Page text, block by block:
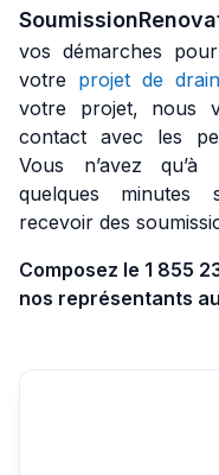
vos démarches
votre projet de
votre projet, nous
contact avec les
Vous n’avez
quelques minutes
recevoir des
Composez le 1 855
nos représentants